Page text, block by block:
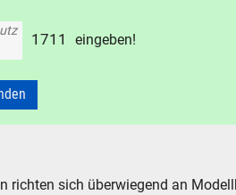
1 71 1 eingeben!
richten sich überwiegend an